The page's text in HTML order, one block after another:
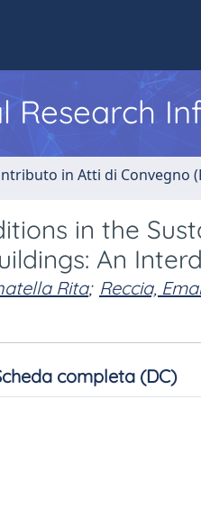
Research
in Atti di Convegno
in the
An
Rita; Reccia,
completa (DC)